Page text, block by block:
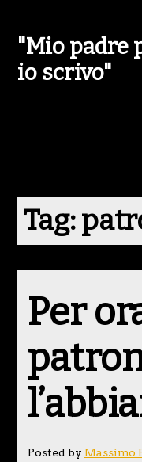
"Mio padre
io scrivo"
Tag:
Per
Posted by Massimo